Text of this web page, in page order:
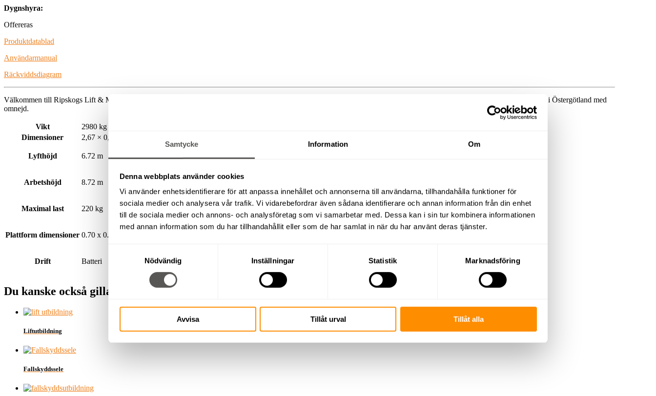
Samtycke Information Om
Denna webbplats använder cookies
Vi använder enhetsidentifierare för att anpassa innehållet och annonserna till användarna, tillhandahålla funktioner för
sociala medier och analysera vår trafik. Vi vidarebefordrar även sådana identifierare och annan information från din enhet
till de sociala medier och annons- och analysföretag som vi samarbetar med. Dessa kan i sin tur kombinera informationen
med annan information som du har tillhandahållit eller som de har samlat in när du har använt deras tjänster.
Nödvändig
Inställningar Statistik Marknadsföring
Avvisa Tillåt urval Tillåt alla
Dygnshyra:
Offereras
Produktdatablad
Användarmanual
Räckviddsdiagram
Välkommen till Ripskogs Lift & Maskinuthyrning när du behöver
. Genom våra depåer i Norrköping, Linköping och Finspång erbjuder vi uthyrning av pelarliftar i Östergötland med
omnejd.
Vikt
2980 kg
Dimensioner
2,67 × 0,99 × 1,99 m
Lyfthöjd 6.72 m
Arbetshöjd 8.72 m
Maximal last 220 kg
Plattform dimensioner 0.70 x 0.90 m
Drift Batteri
Du kanske också gillar …
Liftutbildning
Fallskyddssele